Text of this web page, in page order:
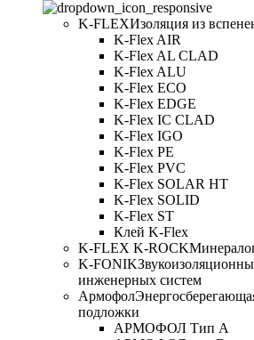
K-FLEXИзоляция из
K-Flex AIR
K-Flex AL CLAD
K-Flex ALU
K-Flex ECO
K-Flex EDGE
K-Flex IC CLAD
K-Flex IGO
K-Flex PE
K-Flex PVC
K-Flex SOLAR HT
K-Flex SOLID
K-Flex ST
Клей K-Flex
K-FLEX K-ROCK
K-FONIK
инженерных систем
Армофол
подложки
АРМОФОЛ Тип А